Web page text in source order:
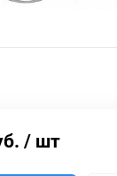
/ шт